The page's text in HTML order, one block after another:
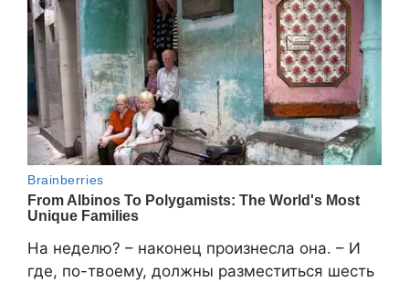
На неделю? – наконец произнесла она. – И
где, по-твоему, должны разместиться шесть